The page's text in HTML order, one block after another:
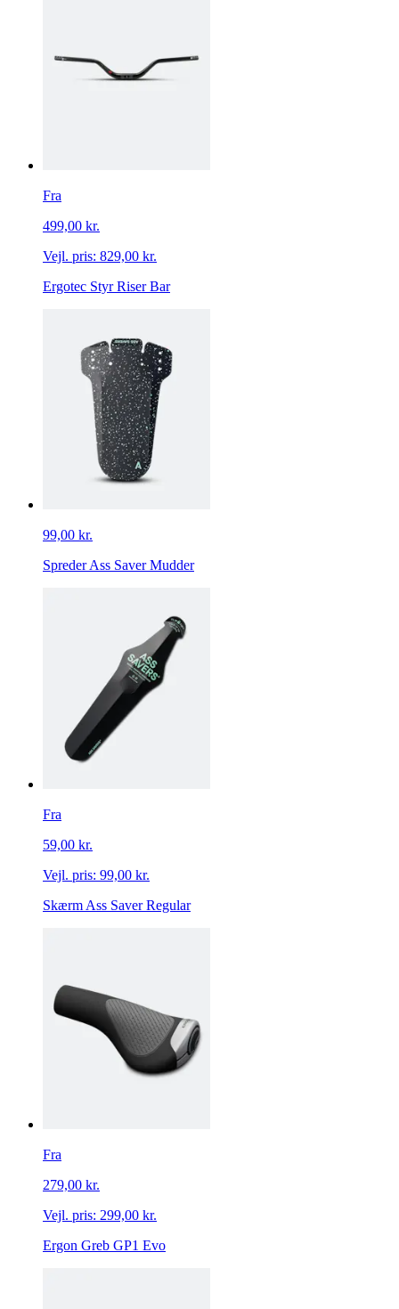
Fra
499,00 kr.
Vejl. pris: 829,00 kr.
Ergotec Styr Riser Bar
99,00 kr.
Spreder Ass Saver Mudder
Fra
59,00 kr.
Vejl. pris: 99,00 kr.
Skærm Ass Saver Regular
Fra
279,00 kr.
Vejl. pris: 299,00 kr.
Ergon Greb GP1 Evo